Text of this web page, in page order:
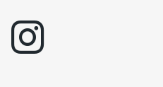
instagram